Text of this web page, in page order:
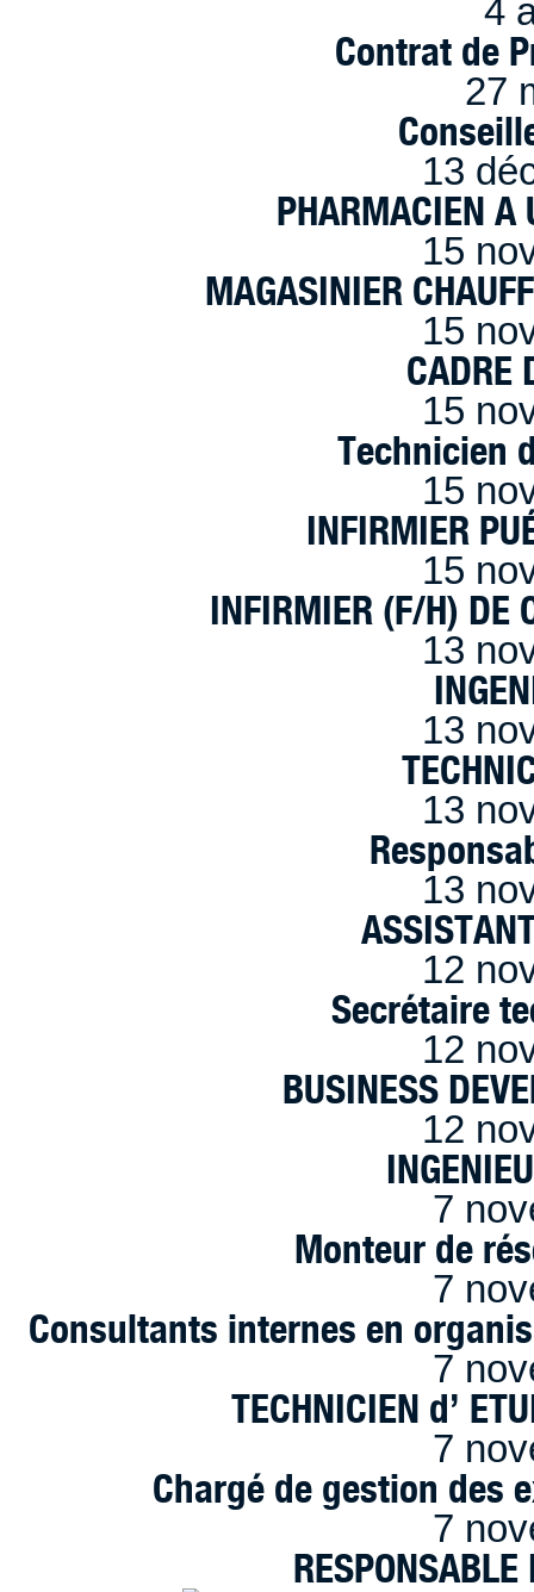
4
Contrat de
27
13
PHARMACIEN A
15
MAGASINIER
15
CADRE
15
Technicien
15
INFIRMIER
15
INFIRMIER (F/H) DE
13
13
13
13
12
Secrétaire
12
BUSINESS
12
7
Monteur de
7
Consultants internes en
7
TECHNICIEN d’
7
Chargé de gestion des
7